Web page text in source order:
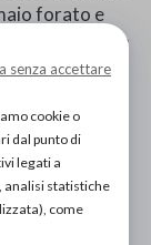
forato e
bianco, verde
senza accettare
cookie o
dal punto di
legati a
analisi statistiche
come